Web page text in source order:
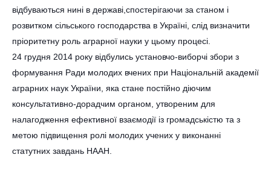
відбуваються нині в державі,спостерігаючи за станом і
розвитком сільського господарства в Україні, слід визначити
пріоритетну роль аграрної науки у цьому процесі.
24 грудня 2014 року відбулись установчо-виборчі збори з
формування Ради молодих вчених при Національній академії
аграрних наук України, яка стане постійно діючим
консультативно-дорадчим органом, утвореним для
налагодження ефективної взаємодії із громадськістю та з
метою підвищення ролі молодих учених у виконанні
статутних завдань НААН.